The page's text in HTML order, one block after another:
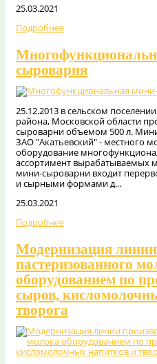
25.03.2021
Подробнее
сыроварня
25.12.2013 в сельском
района, Московской области
сыроварни объемом 500 л.
ЗАО "Акатьевский" - местного
оборудование
ассортимент вырабатываемых
мини-сыроварни входит
и сырными формами д...
25.03.2021
Подробнее
Модернизация линии
пастеризованного
оборудованием по
сыров,
творога